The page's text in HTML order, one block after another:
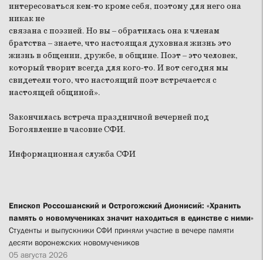
интересоваться кем-то кроме себя, поэтому для него она
никак не
связана с поэзией. Но вы – обратилась она к членам
братства – знаете, что настоящая духовная жизнь это
жизнь в общении, дружбе, в общине. Поэт – это человек,
который творит всегда для кого-то. И вот сегодня мы
свидетели того, что настоящий поэт встречается с
настоящей общиной».
Закончилась встреча праздничной вечерней под
Богоявление в часовне СФИ.
Информационная служба СФИ
Епископ Россошанский и Острогожский Дионисий: «Хранить
память о новомучениках значит находиться в единстве с ними»
Студенты и выпускники СФИ приняли участие в вечере памяти
десяти воронежских новомучеников
05 августа 2026